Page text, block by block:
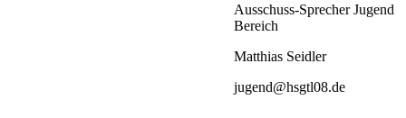
Ausschuss-Sprecher Jugend
Bereich
Matthias Seidler
jugend@hsgtl08.de